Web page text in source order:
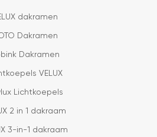
dakramen
Dakramen
Dakramen
VELUX
Lichtkoepels
2 in 1 dakraam
3-in-1 dakraam